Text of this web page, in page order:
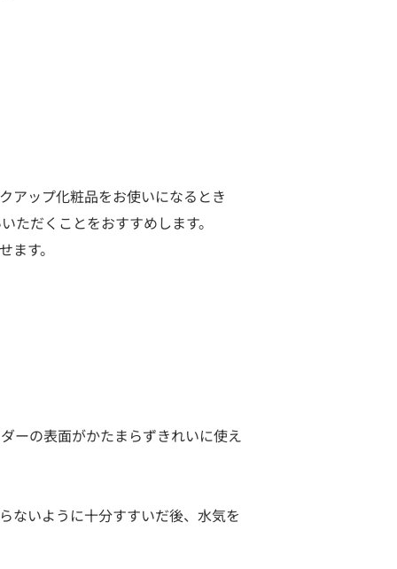
アップ化粧品をお使いになるとき
ただくことをおすすめします。
す。
ーの表面がかたまらずきれいに使え
ないように十分すすいだ後、水気を